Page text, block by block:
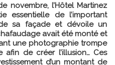
novembre, l’Hôtel Martinez
essentielle de l’important
de sa façade et dévoile un
avait été monté et
une photographie trompe
de créer l’illusion… Ces
d’un montant de